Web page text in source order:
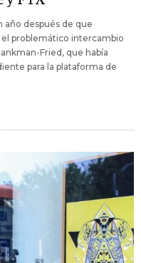
año después de que
problemático intercambio
Fried, que había
para la plataforma de